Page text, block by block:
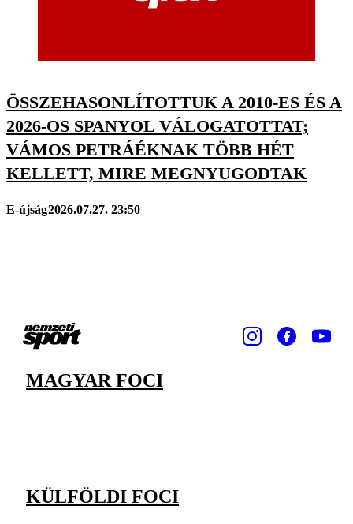
ÖSSZEHASONLÍTOTTUK A 2010-ES ÉS A
2026-OS SPANYOL VÁLOGATOTTAT;
VÁMOS PETRÁÉKNAK TÖBB HÉT
KELLETT, MIRE MEGNYUGODTAK
E-újság2026.07.27. 23:50
MAGYAR FOCI
KÜLFÖLDI FOCI